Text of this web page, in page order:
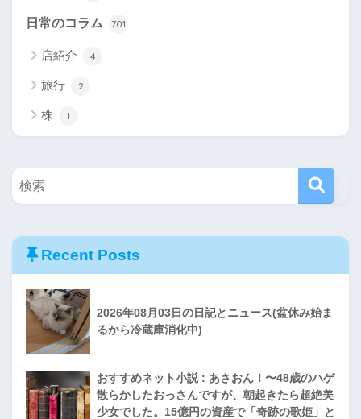
日常のコラム 701
店紹介 4
旅行 2
株 1
Recent Posts
2026年08月03日の日記とニュース(盆休み始ま
るから冷蔵庫消化中)
おすすめネット小説 : あさおん！〜48歳のハゲ
散らかしたおっさんですが、朝起きたら超絶美
少女でした。15億円の資産で「奇跡の歌姫」と